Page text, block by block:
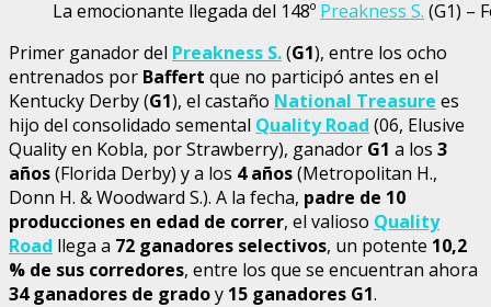
La emocionante llegada del 148º Preakness S. (G1) –
Primer ganador del Preakness S.(G1), entre los ocho
entrenados por Baffert que no participó antes en el
Kentucky Derby (G1), el castaño National Treasure es
hijo del consolidado semental Quality Road (06, Elusive
Quality en Kobla, por Strawberry), ganador G1 a los 3
años(Florida Derby) y a los 4 años(Metropolitan H.,
Donn H. & Woodward S.). A la fecha, padre de 10
producciones en edad de correr, el valioso Quality
Road llega a 72 ganadores selectivos, un potente 10,2
% de sus corredores, entre los que se encuentran ahora
34 ganadores de gradoy 15 ganadores G1.